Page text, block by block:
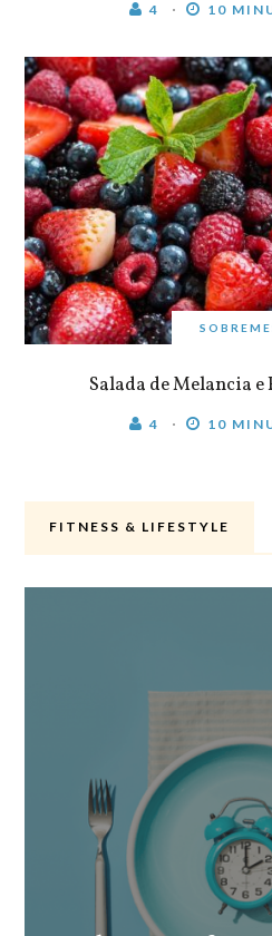
4 10
Salada de Melancia
4 10
FITNESS & LIFESTYLE